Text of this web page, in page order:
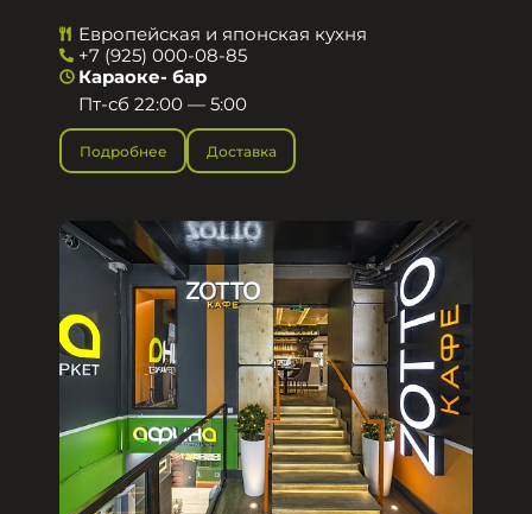
Европейская и японская кухня
+7 (925) 000-08-85
Караоке- бар
Пт-сб 22:00 — 5:00
Подробнее Доставка